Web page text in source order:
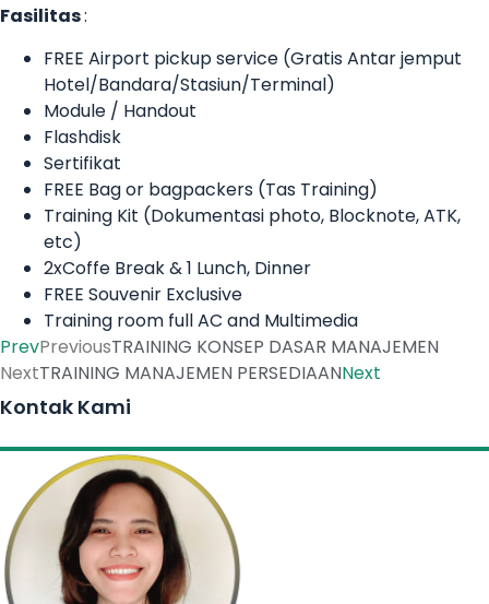
Fasilitas:
FREE Airport pickup service (Gratis Antar jemput
Hotel/Bandara/Stasiun/Terminal)
Module / Handout
Flashdisk
Sertifikat
FREE Bag or bagpackers (Tas Training)
Training Kit (Dokumentasi photo, Blocknote, ATK,
etc)
2xCoffe Break & 1 Lunch, Dinner
FREE Souvenir Exclusive
Training room full AC and Multimedia
PrevPreviousTRAINING KONSEP DASAR MANAJEMEN
NextTRAINING MANAJEMEN PERSEDIAANNext
Kontak Kami